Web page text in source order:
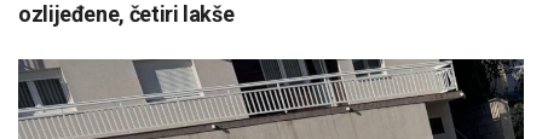
ozlijeđene, četiri lakše